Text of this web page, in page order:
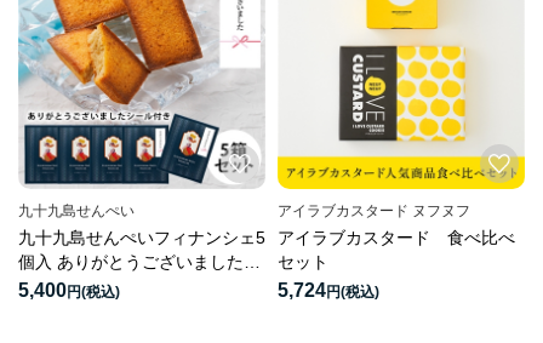
九十九島せんぺい
九十九島せんぺいフィナンシェ5
個入 ありがとうございましたシ
ール付き5箱セット
5,400円
アイラブカスタード ヌフヌフ
アイラブカスタード 食べ比べ
セット
5,724円